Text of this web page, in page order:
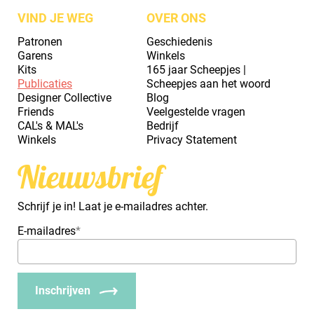
VIND JE WEG
Patronen
Garens
Kits
Publicaties
Designer Collective
Friends
CAL's & MAL's
Winkels
OVER ONS
Geschiedenis
Winkels
165 jaar Scheepjes |
Scheepjes aan het woord
Blog
Veelgestelde vragen
Bedrijf
Privacy Statement
Nieuwsbrief
Schrijf je in! Laat je e-mailadres achter.
E-mailadres*
Inschrijven